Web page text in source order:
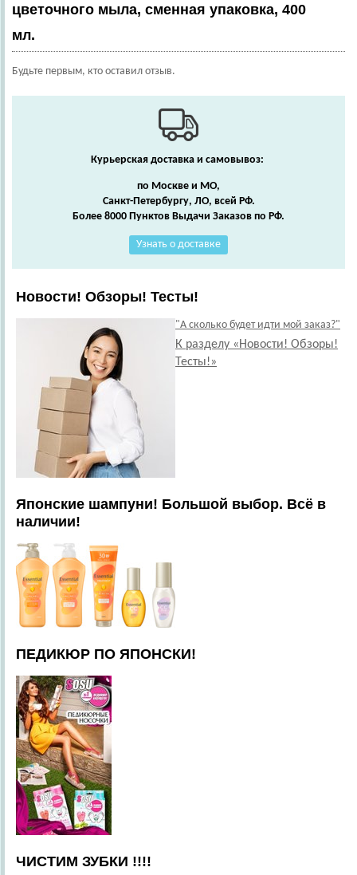
цветочного мыла, сменная упаковка, 400
мл.
Будьте первым, кто оставил отзыв.
Курьерская доставка и самовывоз:
по Москве и МО,
Санкт-Петербургу, ЛО, всей РФ.
Более 8000 Пунктов Выдачи Заказов по РФ.
Узнать о доставке
Новости! Обзоры! Тесты!
"А сколько будет идти мой заказ?"
К разделу «Новости! Обзоры!
Тесты!»
Японские шампуни! Большой выбор. Всё в
наличии!
ПЕДИКЮР ПО ЯПОНСКИ!
ЧИСТИМ ЗУБКИ !!!!